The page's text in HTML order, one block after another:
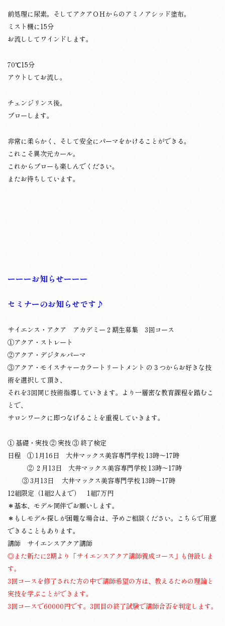
前処理に尿素。そしてアクアＯＨからのアミノアシッド塗布。
ミスト機に15分
お流ししてワインドします。
70℃15分
アウトしてお流し。
チェンジリンス後。
ブローします。
非常に柔らかく、そして安全にパーマをかけることができる。
これこそ異次元カール。
これからブローも楽しんでください。
またお待ちしています。
ーーーお知らせーーー
セミナーのお知らせです♪
サイエンス・アクア アカデミー２期生募集 3回コース
①アクア・ストレート
②アクア・デジタルパーマ
③アクア・モイスチャーカラートリートメント の３つからお好きな技
術を選択して頂き、
それを3回同じ技術指導していきます。より一層密な教育課程を踏むこ
とで、
サロンワークに即つなげることを重視していきます。
① 基礎・実技 ② 実技 ③ 終了検定
日程 ① 1月16日 大井マックス美容専門学校 13時～17時
② ２ 月13日 大井マックス美容専門学校 13時～17時
③ 3月13日 大井マックス美容専門学校 13時～17時
12組限定（1組2人まで） 1組7万円
＊基本、モデル同伴でお願いします。
＊もしモデル探しが困難な場合は、予めご相談ください。こちらで用意
できることもあります。
講師 サイエンスアクア講師
◎また新たに2期より「サイエンスアクア講師養成コース」も併設しま
す。
3回コースを修了された方の中で講師希望の方は、教えるための理論と
実技を学ぶことができます。
3回コースで60000円です。3回目の終了試験で講師合否を判定します。